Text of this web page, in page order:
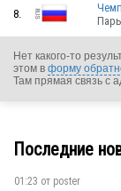
RUS
8.
Нет какого-то
этом в форму
Там прямая связь с
Последние
01:23 от poster